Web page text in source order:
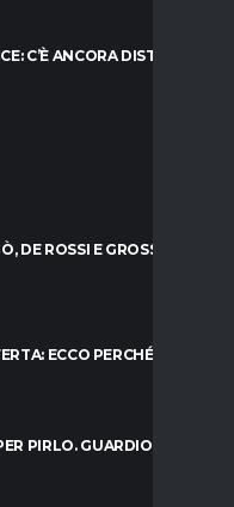
C’È ANCORA DISTANZA
DE ROSSI E GROSSO: VI
ECCO PERCHÉ
PIRLO. GUARDIOLA,